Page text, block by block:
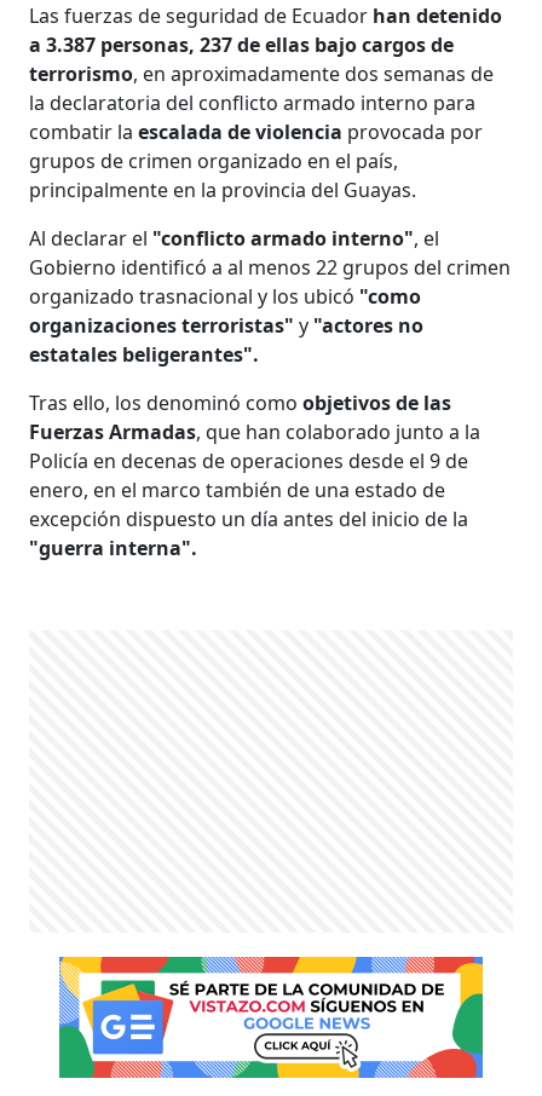
Las fuerzas de seguridad de Ecuador han detenido
a 3.387 personas, 237 de ellas bajo cargos de
terrorismo, en aproximadamente dos semanas de
la declaratoria del conflicto armado interno para
combatir la escalada de violencia provocada por
grupos de crimen organizado en el país,
principalmente en la provincia del Guayas.
Al declarar el "conflicto armado interno", el
Gobierno identificó a al menos 22 grupos del crimen
organizado trasnacional y los ubicó "como
organizaciones terroristas" y "actores no
estatales beligerantes".
Tras ello, los denominó comoobjetivos de las
Fuerzas Armadas, que han colaborado junto a la
Policía en decenas de operaciones desde el 9 de
enero, en el marco también de una estado de
excepción dispuesto un día antes del inicio de la
"guerra interna".